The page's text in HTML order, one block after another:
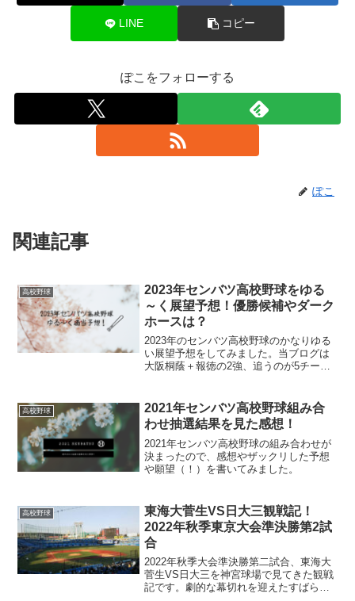
LINE コピー
ぽこをフォローする
ぽこ
関連記事
高校野球
2023年センバツ高校野球をゆる
～く展望予想！優勝候補やダーク
ホースは？
2023年のセンバツ高校野球のかなりゆる
い展望予想をしてみました。当ブログは
大阪桐蔭＋報徳の2強、追うのが5チーム
高校野球
2021年センバツ高校野球組み合
わせ抽選結果を見た感想！
2021年センバツ高校野球の組み合わせが
決まったので、感想やザックリした予想
や願望（！）を書いてみました。
高校野球
東海大菅生VS日大三観戦記！
2022年秋季東京大会準決勝第2試
合
2022年秋季大会準決勝第二試合、東海大
菅生VS日大三を神宮球場で見てきた観戦
記です。劇的な幕切れを迎えたすばらし